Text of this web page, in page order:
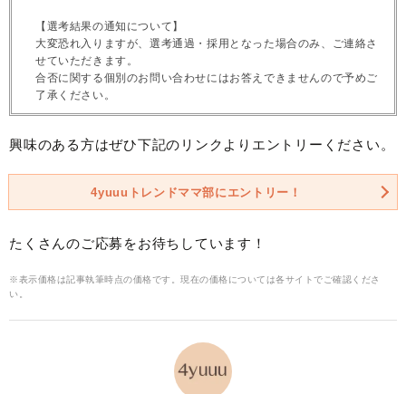
【選考結果の通知について】
大変恐れ入りますが、選考通過・採用となった場合のみ、ご連絡さ
せていただきます。
合否に関する個別のお問い合わせにはお答えできませんので予めご
了承ください。
興味のある方はぜひ下記のリンクよりエントリーください。
4yuuuトレンドママ部にエントリー！
たくさんのご応募をお待ちしています！
※表示価格は記事執筆時点の価格です。現在の価格については各サイトでご確認くださ
い。